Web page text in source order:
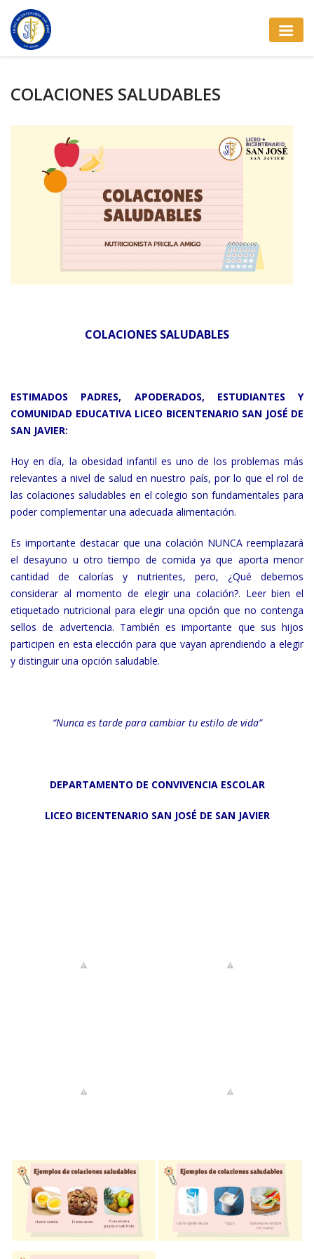
COLACIONES SALUDABLES
COLACIONES SALUDABLES
ESTIMADOS PADRES, APODERADOS, ESTUDIANTES Y
COMUNIDAD EDUCATIVA LICEO BICENTENARIO SAN JOSÉ DE
SAN JAVIER:
Hoy en día, la obesidad infantil es uno de los problemas más
relevantes a nivel de salud en nuestro país, por lo que el rol de
las colaciones saludables en el colegio son fundamentales para
poder complementar una adecuada alimentación.
Es importante destacar que una colación NUNCA reemplazará
el desayuno u otro tiempo de comida ya que aporta menor
cantidad de calorías y nutrientes, pero, ¿Qué debemos
considerar al momento de elegir una colación?. Leer bien el
etiquetado nutricional para elegir una opción que no contenga
sellos de advertencia. También es importante que sus hijos
participen en esta elección para que vayan aprendiendo a elegir
y distinguir una opción saludable.
“Nunca es tarde para cambiar tu estilo de vida”
DEPARTAMENTO DE CONVIVENCIA ESCOLAR
LICEO BICENTENARIO SAN JOSÉ DE SAN JAVIER